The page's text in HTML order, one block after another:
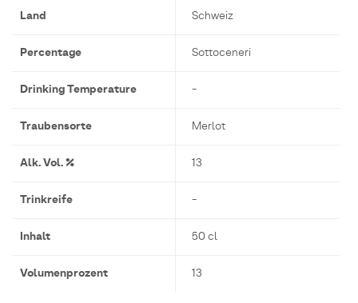
Land Schweiz
Percentage Sottoceneri
Drinking Temperature -
Traubensorte Merlot
Alk. Vol. % 13
Trinkreife -
Inhalt 50 cl
Volumenprozent 13